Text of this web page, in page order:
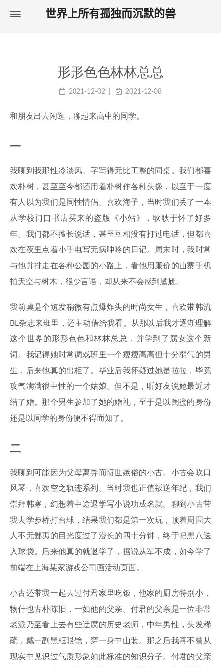
世界上所有孤独而沉默的兽
形形色色林林总总
2021-12-02 2021-12-08
和朋友出去闲逛，聊起来高中的同学。
一
我聊到我那性冷淡风、字写得无比工整的同桌。我们都喜
欢朴树，甚至至今都还用着朴树作各种头像，以至于一度
有人以为我们是同性情侣。喜欢海子，当时我们丢了一本
从学校门口书店买来的盗版《小站》，耿耿于怀了好多
年。我们都不擅长说话，甚至互相没有打过电话，但都喜
欢在夜里点着小手电写无病呻吟的日记。周末时，我时常
与他并排走在各种公园的小路上，看他用廉价的山寨手机
拍天空与树木，很少言语，却从来不会感到尴尬。
我前桌是个短发稍微有点爆炸头的时尚女生，喜欢带韩流
BL杂志来班里，还主动借给我看。从那以后我才逐渐理解
这个世界的形形色色和林林总总，并学到了腐女这个新
词。我记得她时常调戏班里一个瘦瘦高高但十分弱气的男
生，后来他真的出柜了。毕业后我怀疑过她是拉拉，毕竟
攻气满满很中性的一个姑娘。但不是，听好友说她最近才
结了婚。那个男生参加了她的婚礼，至于是以闺蜜的身份
还是以同学的身份便不得而知了。
二
我聊到可能因为父母离异而愤世嫉俗的小古。小古会吹口
风琴，喜欢空之轨迹系列。当时我也正值叛逆年纪，我们
崇拜韩寒，幻想着中途退学写小说功成名就。聊到小古带
我去学步桥打台球，结果我们都是第一次玩，顶着周围大
人不无鄙夷的目光度过了漫长的四十分钟，终于把黑八送
入球袋。后来他真的就退学了，据说从军不成，如今学了
前端在上海某家游戏公司画活动页面。
小古还带我一起去过付君家里吃饭，他家的厨房特别小，
物什也古朴陈旧，一如他的父亲。付君的父亲是一位非常
老派乃至看上去有些迂腐的历史老师，中年男性，头发稀
疏，戴一副黑框眼镜，穿一身中山装。那之后我再不曾从
现实中见识过气质形象如此标准的知识分子。付君的父亲